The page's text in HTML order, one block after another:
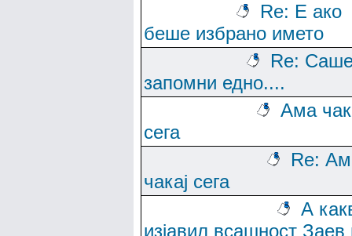
Re: Е ако
беше избрано името
Re:
запомни едно....
Ама
сега
Re:
чакај сега
А
изјавил всашност Заев